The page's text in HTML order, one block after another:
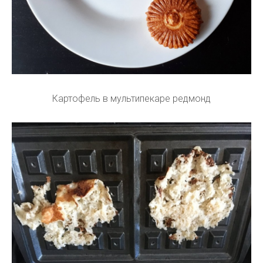
Картофель в мультипекаре редмонд